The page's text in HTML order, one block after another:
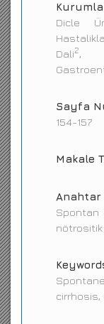
Dicle
Dali2,
Sayfa
154-157
Makale
Anahtar
Spontan